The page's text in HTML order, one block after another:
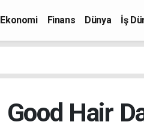
Ekonomi Finans Dünya İş
Good Hair